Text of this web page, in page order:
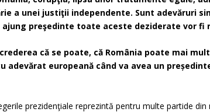
a unei justiţii independente. Sunt adevăruri
ajung preşedinte toate aceste deziderate vor fi
că se poate, că România poate mai
adevărat europeană când va avea un
prezidenţiale reprezintă pentru multe partide